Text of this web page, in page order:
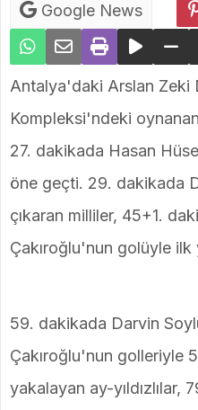
Google News
Antalya'daki Arslan Zeki
Kompleksi'ndeki
27. dakikada Hasan
öne geçti. 29. dakikada
çıkaran milliler, 45+1.
Çakıroğlu'nun golüyle ilk
59. dakikada Darvin
Çakıroğlu'nun golleriyle
yakalayan ay-yıldızlılar,